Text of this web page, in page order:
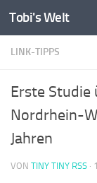
Zum Inhalt
Tobi's Welt
LINK-TIPPS
Erste Studie
Nordrhein-
Jahren
VON TINY TINY RSS ·